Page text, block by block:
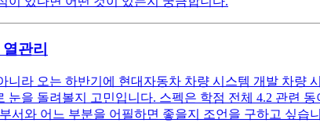
관리
라 오는 하반기에 현대자동차 차량 시스템 개발 차량
을 돌려볼지 고민입니다. 스펙은 학점 전체 4.2 관련
서와 어느 부분을 어필하면 좋을지 조언을 구하고 싶습